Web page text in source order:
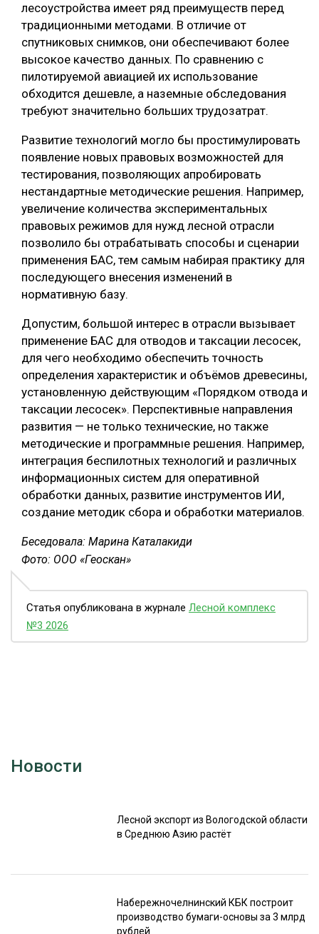
лесоустройства имеет ряд преимуществ перед
традиционными методами. В отличие от
спутниковых снимков, они обеспечивают более
высокое качество данных. По сравнению с
пилотируемой авиацией их использование
обходится дешевле, а наземные обследования
требуют значительно больших трудозатрат.
Развитие технологий могло бы простимулировать
появление новых правовых возможностей для
тестирования, позволяющих апробировать
нестандартные методические решения. Например,
увеличение количества экспериментальных
правовых режимов для нужд лесной отрасли
позволило бы отрабатывать способы и сценарии
применения БАС, тем самым набирая практику для
последующего внесения изменений в
нормативную базу.
Допустим, большой интерес в отрасли вызывает
применение БАС для отводов и таксации лесосек,
для чего необходимо обеспечить точность
определения характеристик и объёмов древесины,
установленную действующим «Порядком отвода и
таксации лесосек». Перспективные направления
развития — не только технические, но также
методические и программные решения. Например,
интеграция беспилотных технологий и различных
информационных систем для оперативной
обработки данных, развитие инструментов ИИ,
создание методик сбора и обработки материалов.
Беседовала: Марина Каталакиди
Фото: ООО «Геоскан»
Статья опубликована в журнале Лесной комплекс
№3 2026
Новости
Лесной экспорт из Вологодской области
в Среднюю Азию растёт
Набережночелнинский КБК построит
производство бумаги-основы за 3 млрд
рублей